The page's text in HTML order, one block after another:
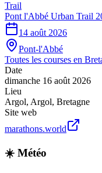
Trail
Pont l'Abbé Urban Trail
14 août 2026
Pont-l'Abbé
Toutes les courses en
Date
dimanche 16 août 2026
Lieu
Argol, Argol, Bretagne
Site web
marathons.world
☀️ Météo